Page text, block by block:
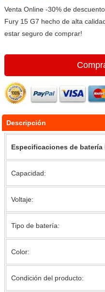
Venta Online -30% de
Fury 15 G7 hecho de alta
estar seguro de comprar!
Descripción
Especificaciones de batería
Capacidad:
Voltaje:
Tipo de batería:
Color:
Condición del producto: